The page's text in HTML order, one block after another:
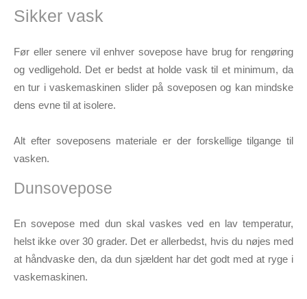
Sikker vask
Før eller senere vil enhver sovepose have brug for rengøring
og vedligehold. Det er bedst at holde vask til et minimum, da
en tur i vaskemaskinen slider på soveposen og kan mindske
dens evne til at isolere.
Alt efter soveposens materiale er der forskellige tilgange til
vasken.
Dunsovepose
En sovepose med dun skal vaskes ved en lav temperatur,
helst ikke over 30 grader. Det er allerbedst, hvis du nøjes med
at håndvaske den, da dun sjældent har det godt med at ryge i
vaskemaskinen.